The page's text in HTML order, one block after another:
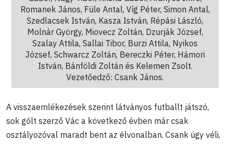
Romanek János, Füle Antal, Víg Péter, Simon Antal,
Szedlacsek István, Kasza István, Répási László,
Molnár György, Miovecz Zoltán, Dzurják József,
Szalay Attila, Sallai Tibor, Burzi Attila, Nyikos
József, Schwarcz Zoltán, Bereczki Péter, Hámori
István, Bánföldi Zoltán és Kelemen Zsolt.
Vezetőedző: Csank János.
A visszaemlékezések szerint látványos futballt játszó,
sok gólt szerző Vác a következő évben már csak
osztályozóval maradt bent az élvonalban. Csank úgy véli,